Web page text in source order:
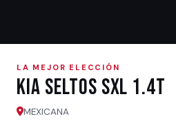
LA MEJOR ELECCIÓN
Kia SELTOS SXL 1.4T
MEXICANA